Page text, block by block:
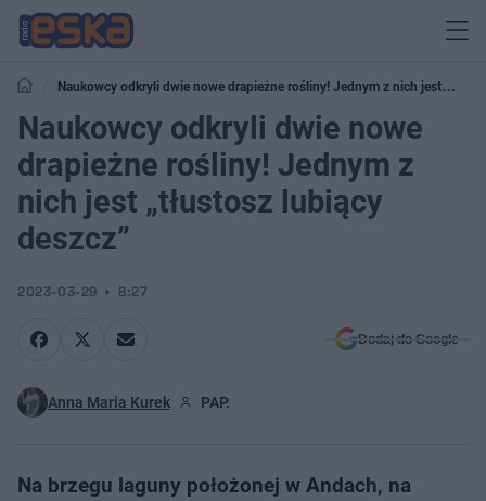
Naukowcy odkryli dwie nowe drapieżne rośliny! Jednym z nich jest
„tłustosz lubiący deszcz”
Naukowcy odkryli dwie nowe
drapieżne rośliny! Jednym z
nich jest „tłustosz lubiący
deszcz”
2023-03-29 8:27
Dodaj do Google
Anna Maria Kurek PAP.
Na brzegu laguny położonej w Andach, na